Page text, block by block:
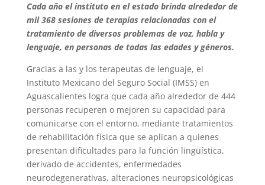
Cada año el instituto en el estado brinda alrededor de
mil 368 sesiones de terapias relacionadas con el
tratamiento de diversos problemas de voz, habla y
lenguaje, en personas de todas las edades y géneros.
Gracias a las y los terapeutas de lenguaje, el
Instituto Mexicano del Seguro Social (IMSS) en
Aguascalientes logra que cada año alrededor de 444
personas recuperen o mejoren su capacidad para
comunicarse con el entorno, mediante tratamientos
de rehabilitación física que se aplican a quienes
presentan dificultades para la función lingüística,
derivado de accidentes, enfermedades
neurodegenerativas, alteraciones neuropsicológicas